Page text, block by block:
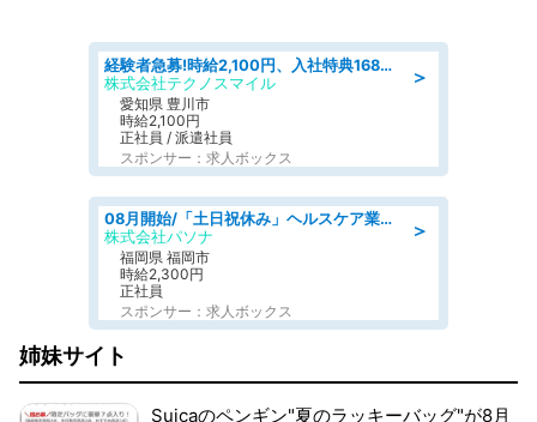
＞
経験者急募!時給2,100円、入社特典168万円の自動車製造業務/トヨタ自動車/tutumi
株式会社テクノスマイル
愛知県 豊川市
時給2,100円
正社員 / 派遣社員
スポンサー：求人ボックス
＞
08月開始/「土日祝休み」ヘルスケア業界の産業保健師/高時給/未経験OK/要資格:保健師、正看護師
株式会社パソナ
福岡県 福岡市
時給2,300円
正社員
スポンサー：求人ボックス
姉妹サイト
Suicaのペンギン"夏のラッキーバッグ"が8月